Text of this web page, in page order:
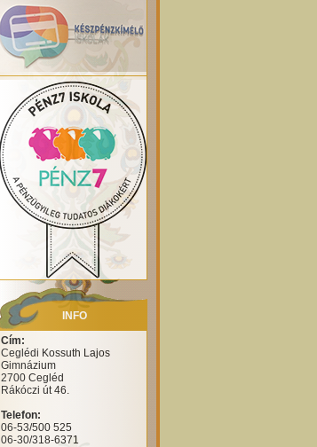
INFO
Cím:
Ceglédi Kossuth Lajos
Gimnázium
2700 Cegléd
Rákóczi út 46.
Telefon:
06-53/500 525
06-30/318-6371